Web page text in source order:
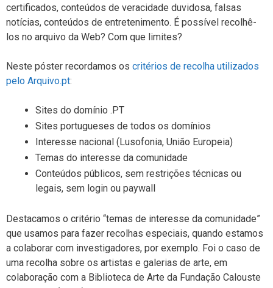
certificados, conteúdos de veracidade duvidosa, falsas
notícias, conteúdos de entretenimento. É possível recolhê-
los no arquivo da Web? Com que limites?
Neste póster recordamos os critérios de recolha utilizados
pelo Arquivo.pt:
Sites do domínio .PT
Sites portugueses de todos os domínios
Interesse nacional (Lusofonia, União Europeia)
Temas do interesse da comunidade
Conteúdos públicos, sem restrições técnicas ou
legais, sem login ou paywall
Destacamos o critério “temas de interesse da comunidade”
que usamos para fazer recolhas especiais, quando estamos
a colaborar com investigadores, por exemplo. Foi o caso de
uma recolha sobre os artistas e galerias de arte, em
colaboração com a Biblioteca de Arte da Fundação Calouste